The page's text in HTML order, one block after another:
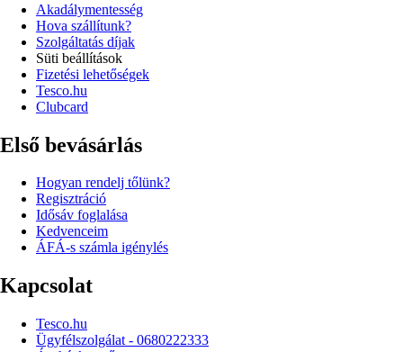
Akadálymentesség
Hova szállítunk?
Szolgáltatás díjak
Süti beállítások
Fizetési lehetőségek
Tesco.hu
Clubcard
Első bevásárlás
Hogyan rendelj tőlünk?
Regisztráció
Idősáv foglalása
Kedvenceim
ÁFÁ-s számla igénylés
Kapcsolat
Tesco.hu
Ügyfélszolgálat - 0680222333